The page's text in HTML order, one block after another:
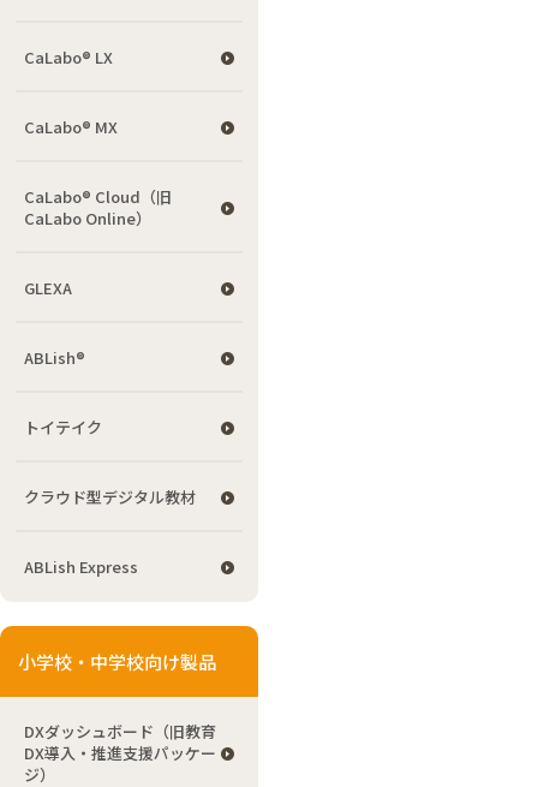
CaLabo® LX
CaLabo® MX
CaLabo® Cloud（旧
CaLabo Online）
GLEXA
ABLish®
トイテイク
クラウド型デジタル教材
ABLish Express
小学校・中学校向け製品
DXダッシュボード（旧教育
DX導入・推進支援パッケー
ジ）